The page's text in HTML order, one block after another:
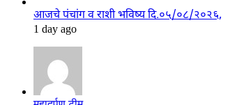
आजचे पंचांग व राशी भविष्य दि.०५/०८/२०२६,
1 day ago